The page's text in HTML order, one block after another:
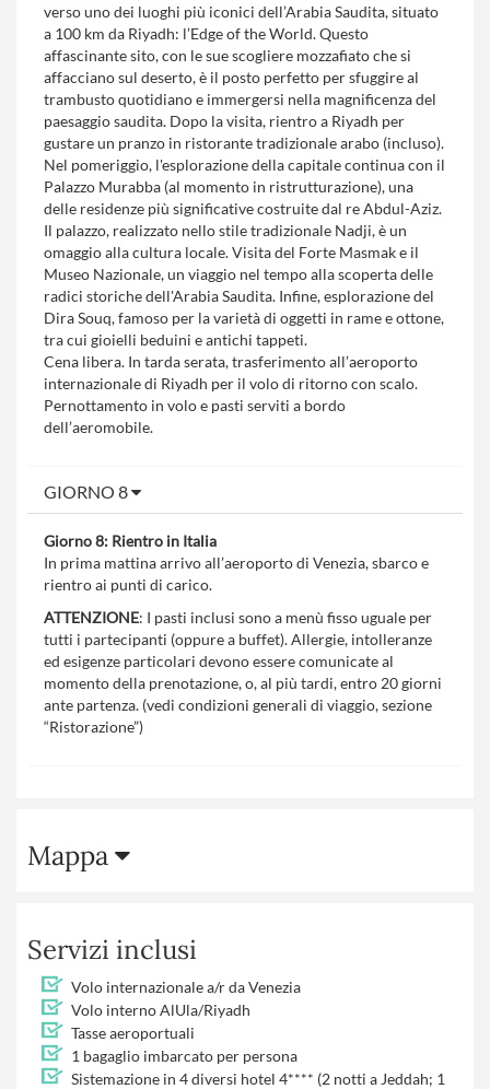
verso uno dei luoghi più iconici dell’Arabia Saudita, situato
a 100 km da Riyadh: l’Edge of the World. Questo
affascinante sito, con le sue scogliere mozzafiato che si
affacciano sul deserto, è il posto perfetto per sfuggire al
trambusto quotidiano e immergersi nella magnificenza del
paesaggio saudita. Dopo la visita, rientro a Riyadh per
gustare un pranzo in ristorante tradizionale arabo (incluso).
Nel pomeriggio, l'esplorazione della capitale continua con il
Palazzo Murabba (al momento in ristrutturazione), una
delle residenze più significative costruite dal re Abdul-Aziz.
Il palazzo, realizzato nello stile tradizionale Nadji, è un
omaggio alla cultura locale. Visita del Forte Masmak e il
Museo Nazionale, un viaggio nel tempo alla scoperta delle
radici storiche dell'Arabia Saudita. Infine, esplorazione del
Dira Souq, famoso per la varietà di oggetti in rame e ottone,
tra cui gioielli beduini e antichi tappeti.
Cena libera. In tarda serata, trasferimento all’aeroporto
internazionale di Riyadh per il volo di ritorno con scalo.
Pernottamento in volo e pasti serviti a bordo
dell’aeromobile.
GIORNO 8
Giorno 8: Rientro in Italia
In prima mattina arrivo all’aeroporto di Venezia, sbarco e
rientro ai punti di carico.
ATTENZIONE: I pasti inclusi sono a menù fisso uguale per
tutti i partecipanti (oppure a buffet). Allergie, intolleranze
ed esigenze particolari devono essere comunicate al
momento della prenotazione, o, al più tardi, entro 20 giorni
ante partenza. (vedi condizioni generali di viaggio, sezione
“Ristorazione”)
Mappa
Servizi inclusi
Volo internazionale a/r da Venezia
Volo interno AlUla/Riyadh
Tasse aeroportuali
1 bagaglio imbarcato per persona
Sistemazione in 4 diversi hotel 4**** (2 notti a Jeddah; 1